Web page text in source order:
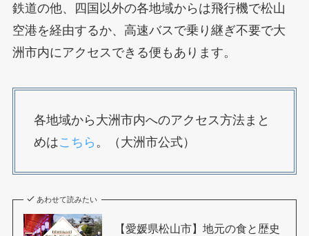
鉄道の他、四国以外の各地域からは飛行機で松山
空港を経由するか、高速バスで乗り継ぎ不要で大
洲市内にアクセスできる便もあります。
各地域から大洲市内へのアクセス方法まと
めはこちら 。（大洲市公式）
あわせて読みたい
【愛媛県松山市】地元の食と歴史